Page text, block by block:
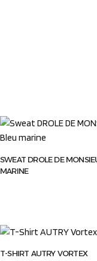
SWEAT DROLE DE
MARINE
T-SHIRT AUTRY VORTEX